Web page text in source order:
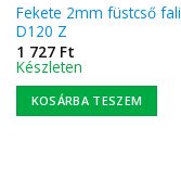
Fekete 2mm füstcső
D120 Z
1 727 Ft
Készleten
KOSÁRBA TESZEM